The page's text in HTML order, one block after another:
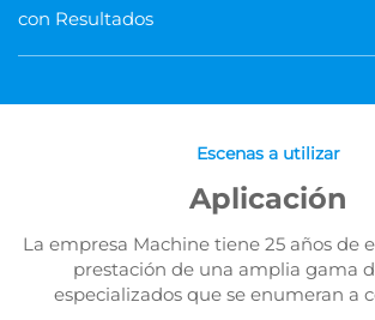
con Resultados
Escenas a utilizar
Aplicación
La empresa Machine tiene 25 años de
prestación de una amplia gama
especializados que se enumeran a